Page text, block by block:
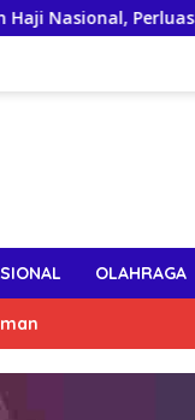
Layanan Digital
OLAHRAGA